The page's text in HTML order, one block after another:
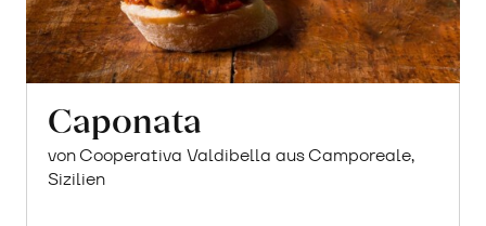
Caponata
von Cooperativa Valdibella aus Camporeale,
Sizilien